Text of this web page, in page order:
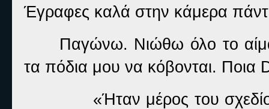
Έγραφες καλά στην κάμερα
Παγώνω. Νιώθω όλο το
τα πόδια μου να κόβονται. Ποια
«Ήταν μέρος του